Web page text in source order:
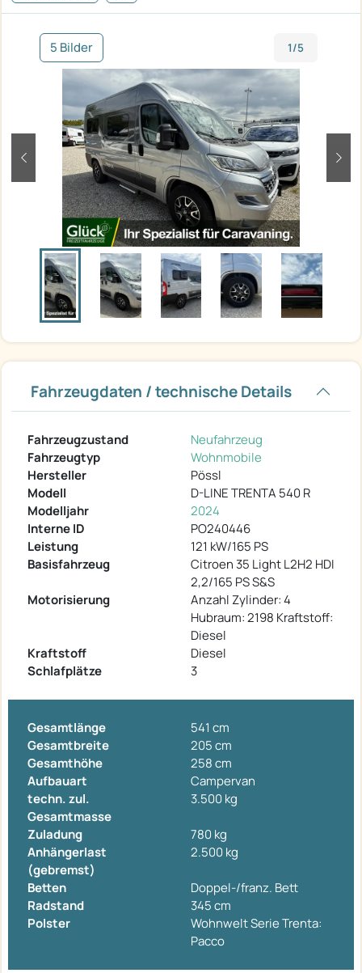
5 Bilder 1/5
zurück
Fahrzeugdaten / technische Details
Fahrzeugzustand
Neufahrzeug
Fahrzeugtyp
Wohnmobile
Hersteller
Pössl
Modell
D-LINE TRENTA 540 R
Modelljahr
2024
Interne ID
PO240446
Leistung
121 kW/165 PS
Basisfahrzeug
Citroen 35 Light L2H2 HDI
2,2/165 PS S&S
Motorisierung
Anzahl Zylinder: 4
Hubraum: 2198 Kraftstoff:
Diesel
Kraftstoff
Diesel
Schlafplätze
3
Gesamtlänge
541 cm
Gesamtbreite
205 cm
Gesamthöhe
258 cm
Aufbauart
Campervan
techn. zul.
Gesamtmasse
3.500 kg
Zuladung
780 kg
Anhängerlast
(gebremst)
2.500 kg
Betten
Doppel-/franz. Bett
Radstand
345 cm
Polster
Wohnwelt Serie Trenta:
Pacco